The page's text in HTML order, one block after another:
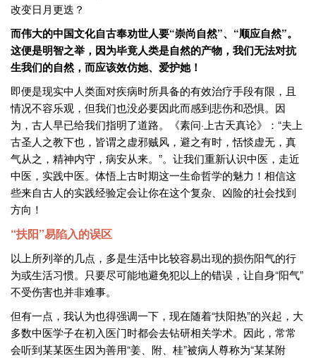
改变日月更迭？
而伟大的中国文化自古奉劝世人要“崇尚自然”、“顺应自然”。
这便是明智之举，因为毕竟人类是自然的产物，我们无法对抗
生我们的自然，而应该效仿她、爱护她！
即便是现实中人类面对疾病时所具备的有效治疗手段有限，且
情况不容乐观，但我们也没必要因此而感到悲伤和恐惧。因
为，古人早已给我们指明了道路。《素问·上古天真论》：“夫上
古圣人之教下也，皆谓之虚邪贼风，避之有时，恬惔虚无，真
气从之，精神内守，病安从来。”。让我们重新认识中医，走近
中医，实践中医。体悟上古时期这一生命哲学的魅力！相信这
些来自古人的实践经验定会让你在这个复杂、凶险的社会找到
方向！
“扶阳”易陷入的误区
以上所列举的几点，多是生活中比较容易出现的损伤阳气的行
为或生活习惯。只要尽可能地避免犯以上的错误，让自身“阳气”
不受伤害也并非难事。
但有一点，我认为也得强调一下，现在随着“扶阳热”的兴起，大
多数中医学子在初入医门时都会去钻研相关学术。因此，常常
会听到某某医生因为善用“姜、附、桂”被病人尊称为“某某附